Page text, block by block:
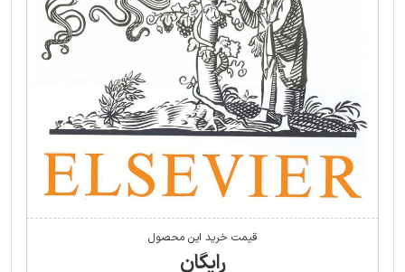
قیمت خرید این محصول
رایگان